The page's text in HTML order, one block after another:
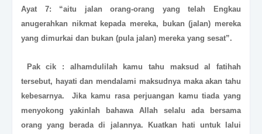
Ayat 7: “aitu jalan orang-orang yang telah Engkau
anugerahkan nikmat kepada mereka, bukan (jalan) mereka
yang dimurkai dan bukan (pula jalan) mereka yang sesat”.
Pak cik : alhamdulilah kamu tahu maksud al fatihah
tersebut, hayati dan mendalami maksudnya maka akan tahu
kebesarnya. Jika kamu rasa perjuangan kamu tiada yang
menyokong yakinlah bahawa Allah selalu ada bersama
orang yang berada di jalannya. Kuatkan hati untuk lalui